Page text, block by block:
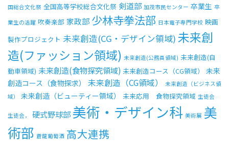
国総合文化祭 全国高等学校総合文化祭 剣道部 加茂市民センター 卒業生 卒
業生の活躍 吹奏楽部 家政部 少林寺拳法部 日本電子専門学校 映画
製作プロジェクト 未来創造(CG・デザイン領域) 未来創
造(ファッション領域) 未来創造(公務員領域) 未来創造(自
動車領域) 未来創造(食物探究領域) 未来創造コース（CG領域）
未来
創造コース（食物探求）
未来創造（CG領域）
未来創造（ビジネス領
域）
未来創造（ビューティー領域） 未来応用 食物探究領域 生徒会
生徒会， 硬式野球部 美術・デザイン科 美術展 美
術部 蒼龍葡萄酒 高大連携